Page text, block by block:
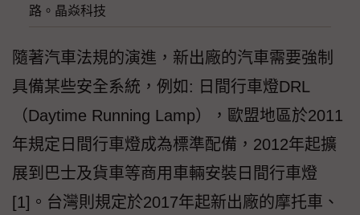
路。晶焱科技
隨著汽車法規的演進，新出廠的汽車需要強制
具備某些安全系統，例如: 日間行車燈DRL
（Daytime Running Lamp），歐盟地區於2011
年規定日間行車燈成為標準配備，2012年起擴
展到巴士及貨車等商用車輛安裝日間行車燈
[1]。台灣則規定於2017年起新出廠的摩托車、